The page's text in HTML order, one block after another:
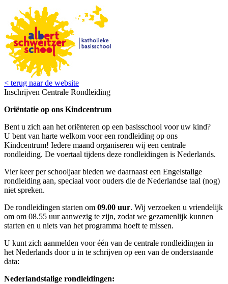
< terug naar de website
Inschrijven Centrale Rondleiding
Oriëntatie op ons Kindcentrum
Bent u zich aan het oriënteren op een basisschool voor uw kind?
U bent van harte welkom voor een rondleiding op ons
Kindcentrum! Iedere maand organiseren wij een centrale
rondleiding. De voertaal tijdens deze rondleidingen is Nederlands.
Vier keer per schooljaar bieden we daarnaast een Engelstalige
rondleiding aan, speciaal voor ouders die de Nederlandse taal (nog)
niet spreken.
De rondleidingen starten om 09.00 uur. Wij verzoeken u vriendelijk
om om 08.55 uur aanwezig te zijn, zodat we gezamenlijk kunnen
starten en u niets van het programma hoeft te missen.
U kunt zich aanmelden voor één van de centrale rondleidingen in
het Nederlands door u in te schrijven op een van de onderstaande
data:
Nederlandstalige rondleidingen: